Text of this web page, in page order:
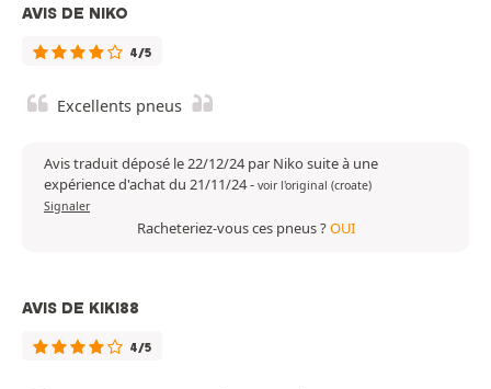
AVIS DE NIKO
4/5
Excellents pneus
Avis traduit déposé le 22/12/24 par Niko suite à une
expérience d'achat du 21/11/24- voir l'original (croate)
Signaler
Racheteriez-vous ces pneus ?OUI
AVIS DE KIKI88
4/5